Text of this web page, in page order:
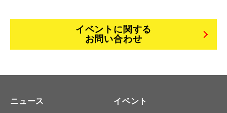
イベントに関する
お問い合わせ
ニュース
イベント